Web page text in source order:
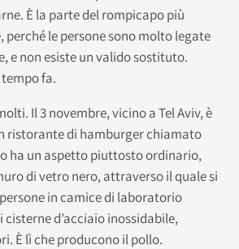
È la parte del rompicapo più
perché le persone sono molto legate
e non esiste un valido sostituto.
fa.
Il 3 novembre, vicino a Tel Aviv, è
ristorante di hamburger chiamato
ha un aspetto piuttosto ordinario,
di vetro nero, attraverso il quale si
in camice di laboratorio
d’acciaio inossidabile,
È lì che producono il pollo.